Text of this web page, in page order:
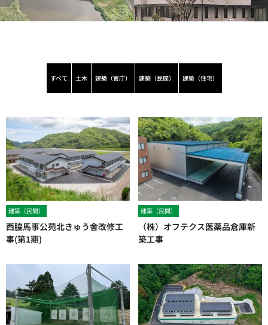
すべて 土木 建築（官庁） 建築（民間） 建築（住宅）
建築（民間）
西脇馬事公苑北きゅう舎改修工
事(第1期)
建築（民間）
（株）オフテクス医薬品倉庫新
築工事